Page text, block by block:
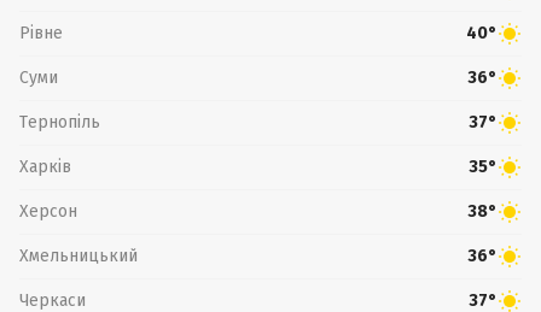
Рівне 40°
Суми 36°
Тернопіль 37°
Харків 35°
Херсон 38°
Хмельницький 36°
Черкаси 37°